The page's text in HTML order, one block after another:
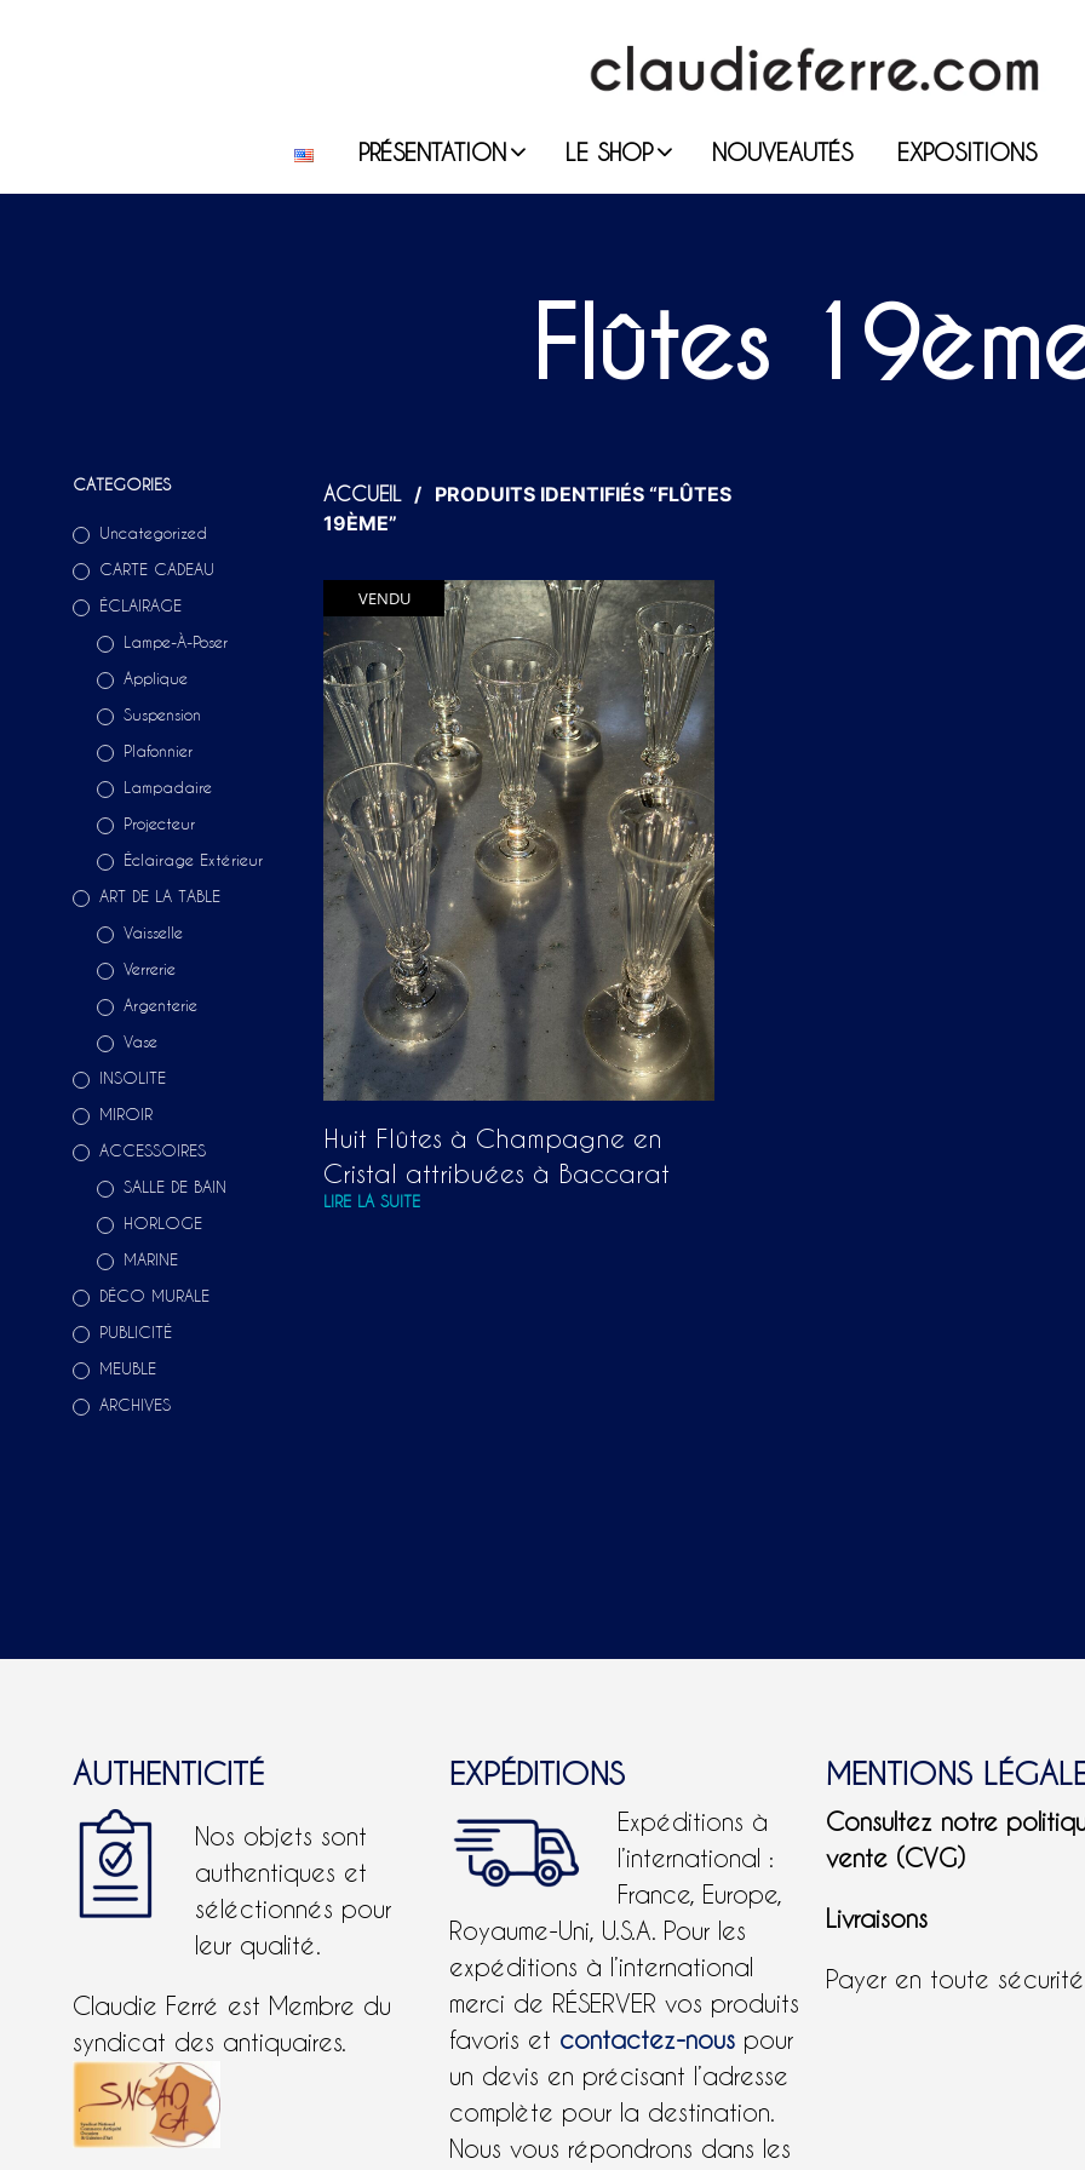
PRÉSENTATION LE SHOP NOUVEAUTÉS EXPOSITIONS
Flûtes
CATEGORIES
Uncategorized
CARTE CADEAU
ÉCLAIRAGE
Lampe-À-Poser
Applique
Suspension
Plafonnier
Lampadaire
Projecteur
Éclairage Extérieur
ART DE LA TABLE
Vaisselle
Verrerie
Argenterie
Vase
INSOLITE
MIROIR
ACCESSOIRES
SALLE DE BAIN
HORLOGE
MARINE
DÉCO MURALE
PUBLICITÉ
MEUBLE
ARCHIVES
ACCUEIL / PRODUITS IDENTIFIÉS “FLÛTES
19ÈME”
VENDU
Huit Flûtes à Champagne en
Cristal attribuées à Baccarat
LIRE LA SUITE
AUTHENTICITÉ
Nos objets sont
authentiques et
séléctionnés pour
leur qualité.
Claudie Ferré est Membre du
syndicat des antiquaires.
EXPÉDITIONS
Expéditions à
l’international :
France, Europe,
Royaume-Uni, U.S.A. Pour les
expéditions à l’international
merci de RÉSERVER vos produits
favoris et contactez-nous pour
un devis en précisant l’adresse
complète pour la destination.
Nous vous répondrons dans les
MENTIONS
Consultez notre
vente (CVG)
Livraisons
Payer en toute